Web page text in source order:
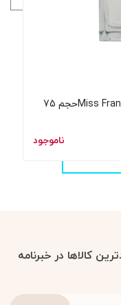
عطر ادکلن میس فرانک الیور Miss Franck Olivierحجم 75
ناموجود
کالاها در خبرنامه